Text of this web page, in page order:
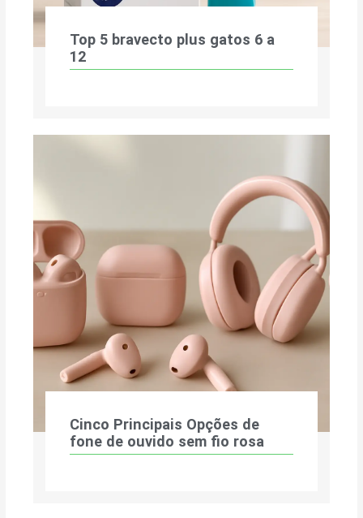
Top 5 bravecto plus gatos 6 a
12
Cinco Principais Opções de
fone de ouvido sem fio rosa